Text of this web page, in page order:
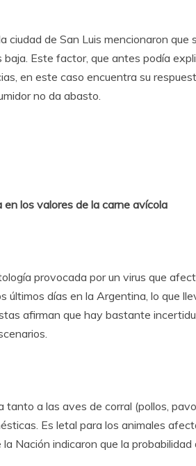
ciudad de San Luis mencionaron que
baja. Este factor, que antes podía
en este caso encuentra su
no da abasto.
en los valores de la carne avícola
provocada por un virus que
últimos días en la Argentina, lo que
afirman que hay bastante
a las aves de corral (pollos,
Es letal para los animales
Nación indicaron que la